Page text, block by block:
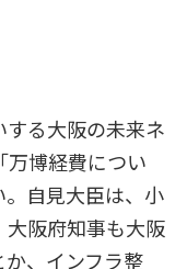
る大阪の未来ネ
万博経費につい
。自見大臣は、小
大阪府知事も大阪
、インフラ整